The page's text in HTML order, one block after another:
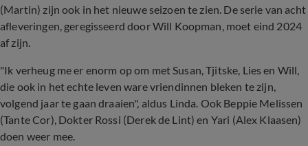
(Martin) zijn ook in het nieuwe seizoen te zien. De serie van acht
afleveringen, geregisseerd door Will Koopman, moet eind 2024
af zijn.
"Ik verheug me er enorm op om met Susan, Tjitske, Lies en Will,
die ook in het echte leven ware vriendinnen bleken te zijn,
volgend jaar te gaan draaien", aldus Linda. Ook Beppie Melissen
(Tante Cor), Dokter Rossi (Derek de Lint) en Yari (Alex Klaasen)
doen weer mee.